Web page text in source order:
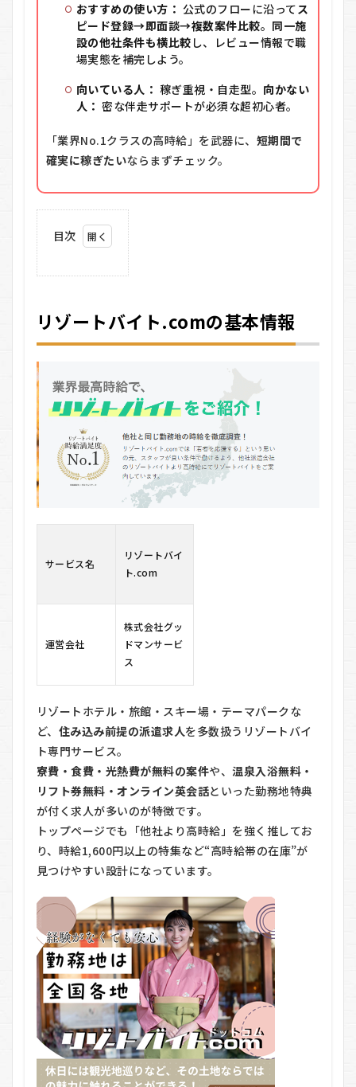
おすすめの使い方： 公式のフローに沿ってス
ピード登録→即面談→複数案件比較。 同一施
設の他社条件も横比較 し、レビュー情報で職
場実態を補完しよう。
向いている人： 稼ぎ重視・自走型。 向かない
人： 密な伴走サポートが必須な超初心者。
「業界No.1クラスの高時給」を武器に、 短期間で
確実に稼ぎたいならまずチェック。
目次
の基本
情報
バイ
ト.com
の悪い
口コミ
3
リ
ゾート
バイ
口コミ
ゾート
5
リ
の利用
の流れ
6
リ
ゾート
バイ
ト.com
のメリ
ット・
デメリ
ット
6.1
ット
6.2
デメ
リッ
ト
7
リ
ゾート
バイ
ト.com
をおす
すめす
リゾートバイト.comの基本情報
サービス名
リゾートバイ
ト.com
運営会社
株式会社グッ
ドマンサービ
ス
リゾートホテル・旅館・スキー場・テーマパークな
ど、 住み込み前提の派遣求人を多数扱うリゾートバイ
ト専門サービス。
寮費・食費・光熱費が無料の案件や、温泉入浴無料・
リフト券無料・オンライン英会話といった勤務地特典
が付く求人が多いのが特徴です。
トップページでも「他社より高時給」を強く推してお
り、時給1,600円以上の特集など“高時給帯の在庫”が
見つけやすい設計になっています。